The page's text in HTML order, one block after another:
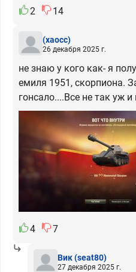
2
14
(хаосс)
26 декабря 2025 г.
не знаю у кого как- я
емиля 1951, скорпиона.
гонсало....Все не так уж и
4 7
Вик(seat80)
27 декабря 2025 г.